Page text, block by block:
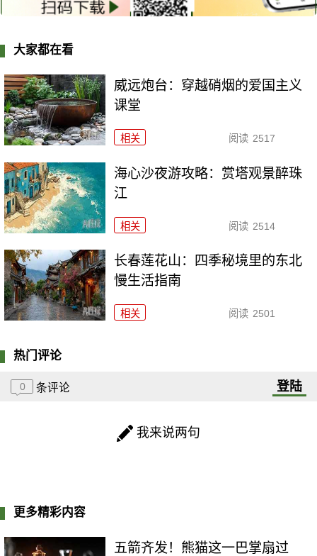
大家都在看
威远炮台：穿越硝烟的爱国主义
课堂
相关 阅读 2517
海心沙夜游攻略：赏塔观景醉珠
江
相关 阅读 2514
长春莲花山：四季秘境里的东北
慢生活指南
相关 阅读 2501
热门评论
0 条评论 登陆
我来说两句
更多精彩内容
五箭齐发！熊猫这一巴掌扇过